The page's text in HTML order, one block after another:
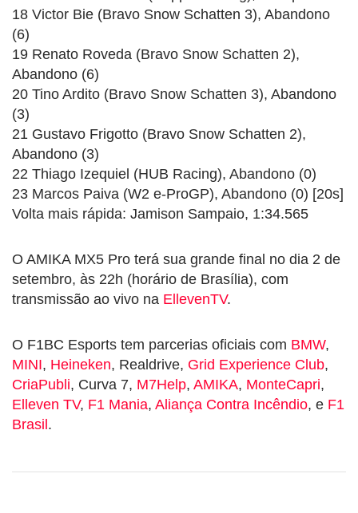
18 Victor Bie (Bravo Snow Schatten 3), Abandono
(6)
19 Renato Roveda (Bravo Snow Schatten 2),
Abandono (6)
20 Tino Ardito (Bravo Snow Schatten 3), Abandono
(3)
21 Gustavo Frigotto (Bravo Snow Schatten 2),
Abandono (3)
22 Thiago Izequiel (HUB Racing), Abandono (0)
23 Marcos Paiva (W2 e-ProGP), Abandono (0) [20s]
Volta mais rápida: Jamison Sampaio, 1:34.565
O AMIKA MX5 Pro terá sua grande final no dia 2 de
setembro, às 22h (horário de Brasília), com
transmissão ao vivo na EllevenTV.
O F1BC Esports tem parcerias oficiais com BMW,
MINI, Heineken, Realdrive, Grid Experience Club,
CriaPubli, Curva 7, M7Help, AMIKA, MonteCapri,
Elleven TV, F1 Mania, Aliança Contra Incêndio, e F1
Brasil.